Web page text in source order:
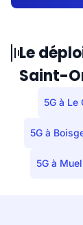
Le
Saint-
5G à Le
5G à
5G à Muel